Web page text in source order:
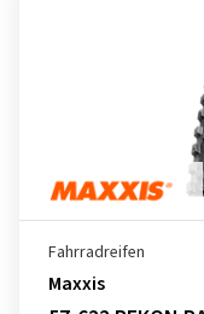
Fahrradreifen
Maxxis